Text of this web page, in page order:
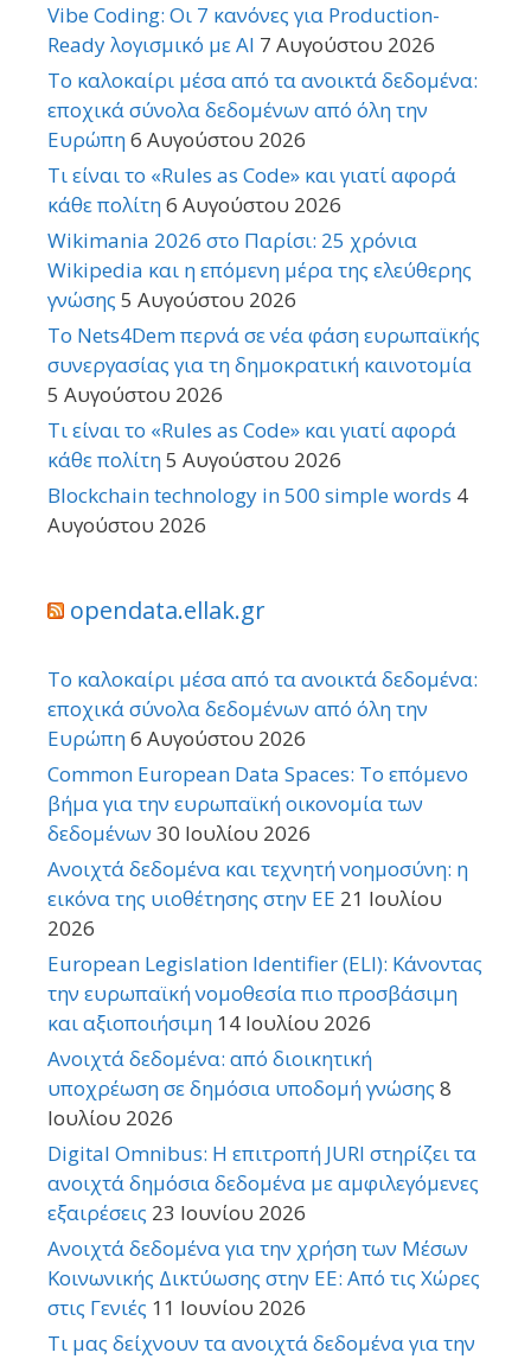
Vibe Coding: Οι 7 κανόνες για Production-
Ready λογισμικό με AI 7 Αυγούστου 2026
Το καλοκαίρι μέσα από τα ανοικτά δεδομένα:
εποχικά σύνολα δεδομένων από όλη την
Ευρώπη6 Αυγούστου 2026
Τι είναι το «Rules as Code» και γιατί αφορά
κάθε πολίτη6 Αυγούστου 2026
Wikimania 2026 στο Παρίσι: 25 χρόνια
Wikipedia και η επόμενη μέρα της ελεύθερης
γνώσης 5 Αυγούστου 2026
Το Nets4Dem περνά σε νέα φάση ευρωπαϊκής
συνεργασίας για τη δημοκρατική καινοτομία
5 Αυγούστου 2026
Τι είναι το «Rules as Code» και γιατί αφορά
κάθε πολίτη5 Αυγούστου 2026
Blockchain technology in 500 simple words 4
Αυγούστου 2026
opendata.ellak.gr
Το καλοκαίρι μέσα από τα ανοικτά δεδομένα:
εποχικά σύνολα δεδομένων από όλη την
Ευρώπη6 Αυγούστου 2026
Common European Data Spaces: Το επόμενο
βήμα για την ευρωπαϊκή οικονομία των
δεδομένων 30 Ιουλίου 2026
Ανοιχτά δεδομένα και τεχνητή νοημοσύνη: η
εικόνα της υιοθέτησης στην ΕΕ 21 Ιουλίου
2026
European Legislation Identifier (ELI): Κάνοντας
την ευρωπαϊκή νομοθεσία πιο προσβάσιμη
και αξιοποιήσιμη 14 Ιουλίου 2026
Ανοιχτά δεδομένα: από διοικητική
υποχρέωση σε δημόσια υποδομή γνώσης 8
Ιουλίου 2026
Digital Omnibus: Η επιτροπή JURI στηρίζει τα
ανοιχτά δημόσια δεδομένα με αμφιλεγόμενες
εξαιρέσεις 23 Ιουνίου 2026
Ανοιχτά δεδομένα για την χρήση των Μέσων
Κοινωνικής Δικτύωσης στην ΕΕ: Από τις Χώρες
στις Γενιές 11 Ιουνίου 2026
Τι μας δείχνουν τα ανοιχτά δεδομένα για την